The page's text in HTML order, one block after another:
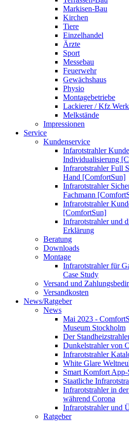
Markisen-Bau
Kirchen
Tiere
Einzelhandel
Ärzte
Sport
Messebau
Feuerwehr
Gewächshaus
Physio
Montagebetriebe
Lackierer / Kfz
Melkstände
Impressionen
Service
Kundenservice
Infarotstrahler
Individualisierung
Infrarotstrahler Full
Hand [ComfortSun]
Infrarotstrahler
Fachmann
Infrarotstrahler
[ComfortSun]
Infrarotstrahler und
Erklärung
Beratung
Downloads
Montage
Infrarotstrahler für
Case Study
Versand und
Versandkosten
News/Ratgeber
News
Mai 2023 -
Museum Stockholm
Der
Dunkelstrahler von
Infrarotstrahler
White Glare
Smart Komfort App-
Staatliche
Infrarotstrahler in
während Corona
Infrarotstrahler und
Ratgeber